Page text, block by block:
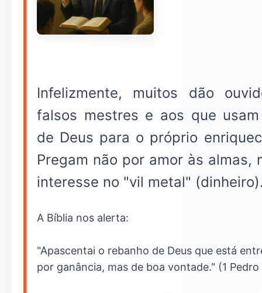
Infelizmente, muitos dão
falsos mestres e aos que
de Deus para o próprio
Pregam não por amor às almas,
interesse no "vil metal"
A Bíblia nos alerta:
"Apascentai o rebanho de Deus que está
por ganância, mas de boa vontade." (1